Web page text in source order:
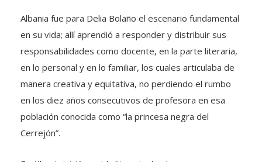
Albania fue para Delia Bolaño el escenario fundamental
en su vida; allí aprendió a responder y distribuir sus
responsabilidades como docente, en la parte literaria,
en lo personal y en lo familiar, los cuales articulaba de
manera creativa y equitativa, no perdiendo el rumbo
en los diez años consecutivos de profesora en esa
población conocida como “la princesa negra del
Cerrejón”.